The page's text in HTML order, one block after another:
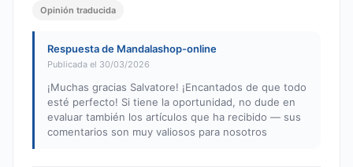
Opinión traducida
Respuesta de Mandalashop-online
Publicada el 30/03/2026
¡Muchas gracias Salvatore! ¡Encantados de que todo
esté perfecto! Si tiene la oportunidad, no dude en
evaluar también los artículos que ha recibido — sus
comentarios son muy valiosos para nosotros